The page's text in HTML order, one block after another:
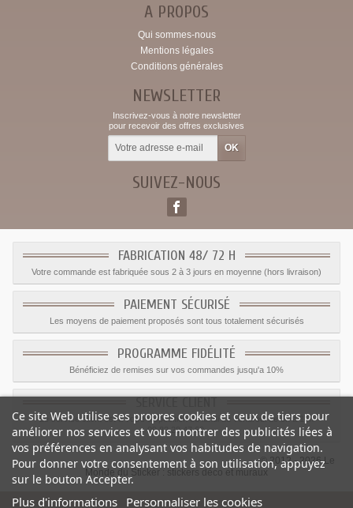
A PROPOS
Qui sommes-nous
Mentions légales
Conditions générales
NEWSLETTER
Inscrivez-vous à notre newsletter
pour recevoir des offres exclusives
SUIVEZ-NOUS
FABRICATION 48/ 72 H
Votre commande est fabriquée sous 2 à 3 jours en moyenne (hors livraison)
PAIEMENT SÉCURISÉ
Les moyens de paiement proposés sont tous totalement sécurisés
PROGRAMME FIDÉLITÉ
Bénéficiez de remises sur vos commandes jusqu'a 10%
Le service client est a votre disposition du lundi au vendredi de 8h à 17h
09.82.28.47.69.
© 2012 - 2026 Le
Monde du Sticker :
stickers déco et muraux
Ce site Web utilise ses propres cookies et ceux de tiers pour
améliorer nos services et vous montrer des publicités liées à
vos préférences en analysant vos habitudes de navigation.
Pour donner votre consentement à son utilisation, appuyez
sur le bouton Accepter.
Plus d'informations Personnaliser les cookies